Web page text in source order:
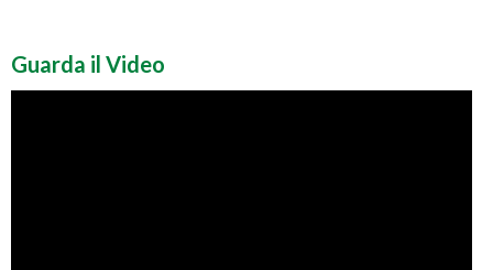
Guarda il Video